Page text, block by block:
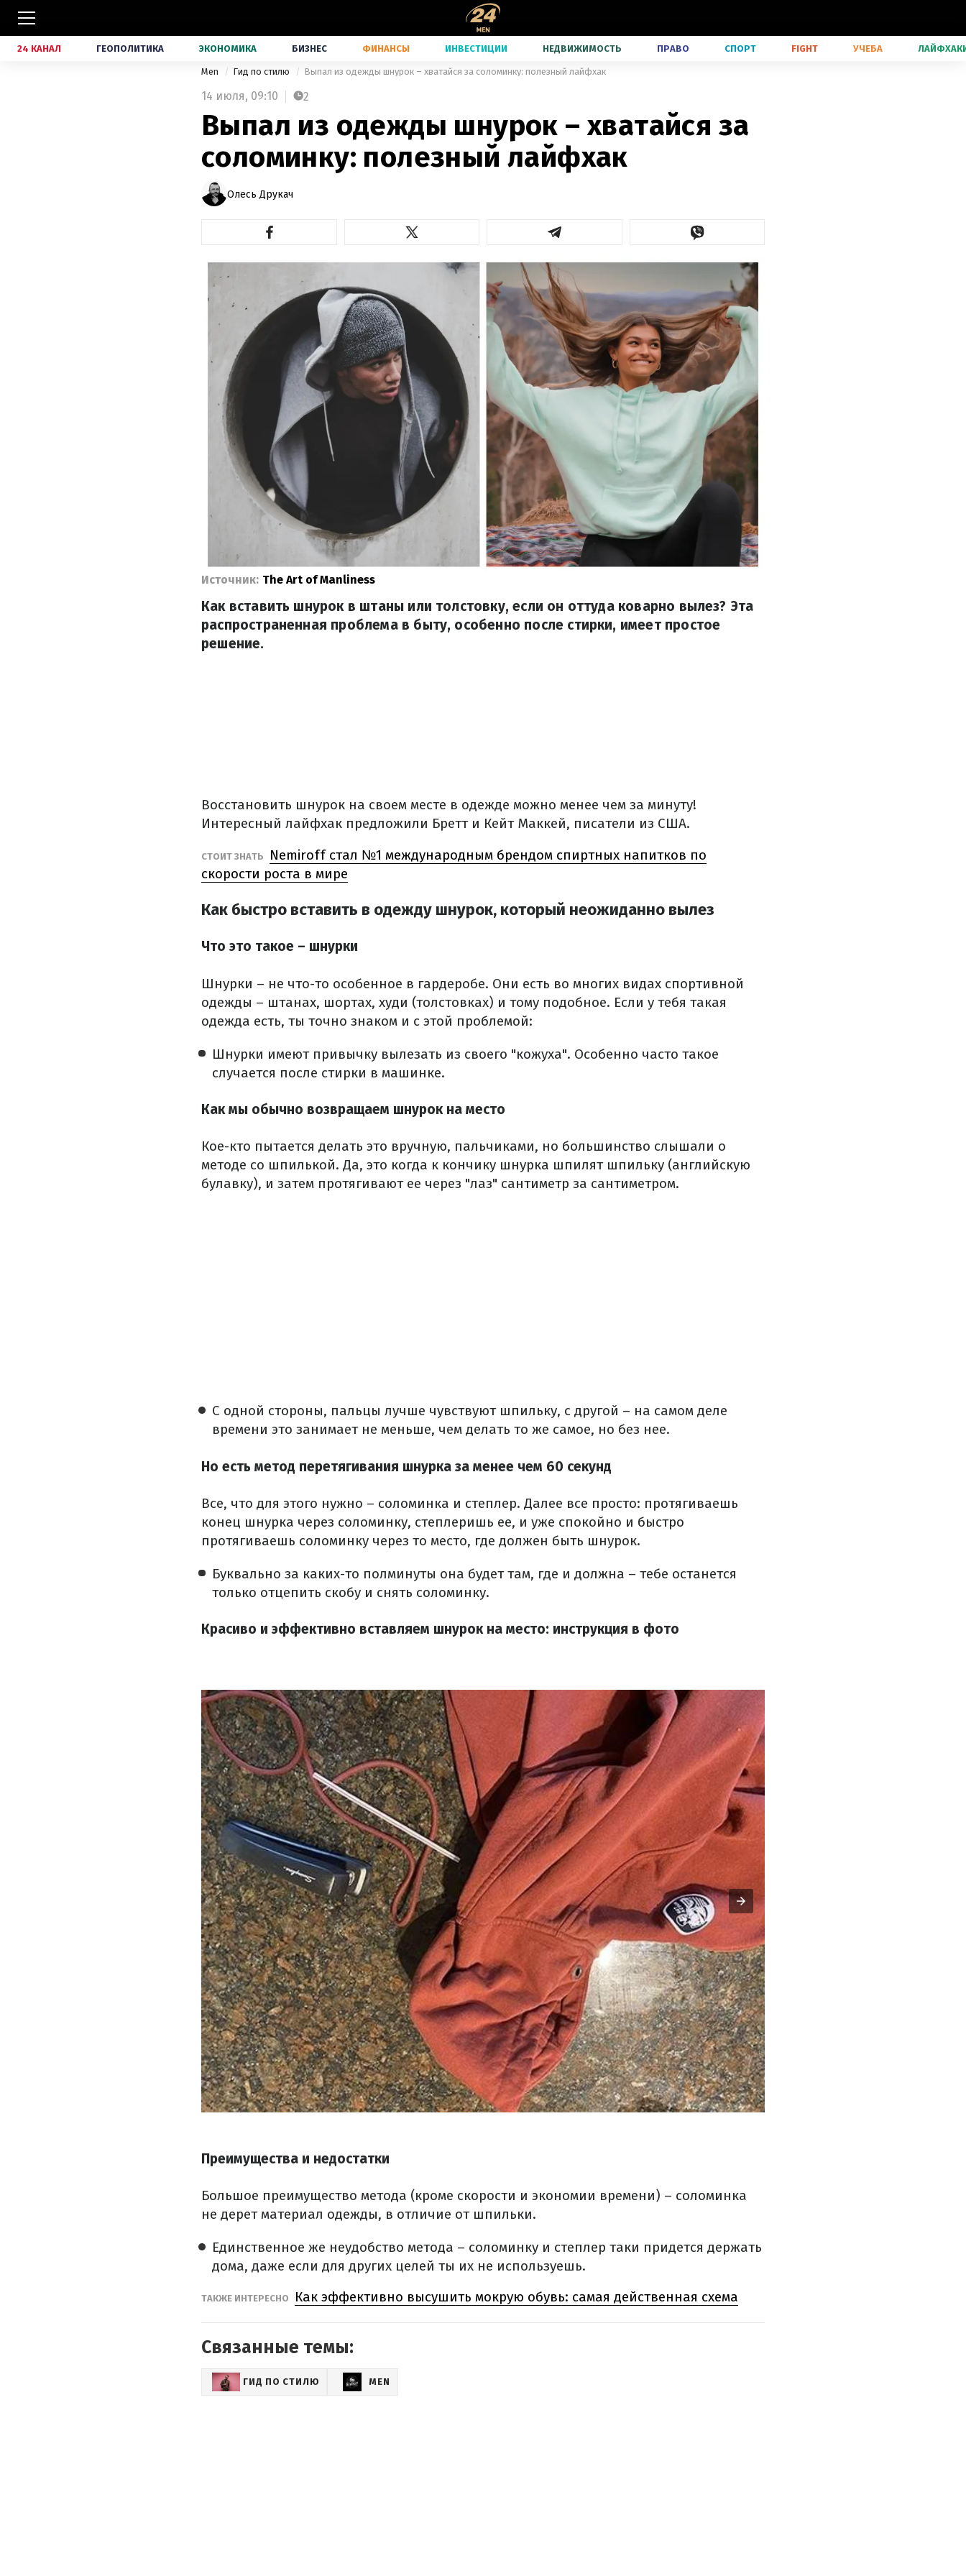
24 КАНАЛ ГЕОПОЛИТИКА ЭКОНОМИКА БИЗНЕС ФИНАНСЫ ИНВЕСТИЦИИ НЕДВИЖИМОСТЬ ПРАВО СПОРТ FIGHT УЧЕБА
Men Гид по стилю Выпал из одежды шнурок – хватайся за соломинку: полезный лайфхак
14 июля, 09:10 2
Выпал из одежды шнурок – хватайся за
соломинку: полезный лайфхак
Олесь Друкач
Источник: The Art of Manliness
Как вставить шнурок в штаны или толстовку, если он оттуда коварно вылез? Эта
распространенная проблема в быту, особенно после стирки, имеет простое
решение.
Восстановить шнурок на своем месте в одежде можно менее чем за минуту!
Интересный лайфхак предложили Бретт и Кейт Маккей, писатели из США.
СТОИТ ЗНАТЬ
Nemiroff стал №1 международным брендом спиртных напитков по
скорости роста в мире
Как быстро вставить в одежду шнурок, который неожиданно вылез
Что это такое – шнурки
Шнурки – не что-то особенное в гардеробе. Они есть во многих видах спортивной
одежды – штанах, шортах, худи (толстовках) и тому подобное. Если у тебя такая
одежда есть, ты точно знаком и с этой проблемой:
Шнурки имеют привычку вылезать из своего "кожуха". Особенно часто такое
случается после стирки в машинке.
Как мы обычно возвращаем шнурок на место
Кое-кто пытается делать это вручную, пальчиками, но большинство слышали о
методе со шпилькой. Да, это когда к кончику шнурка шпилят шпильку (английскую
булавку), и затем протягивают ее через "лаз" сантиметр за сантиметром.
С одной стороны, пальцы лучше чувствуют шпильку, с другой – на самом деле
времени это занимает не меньше, чем делать то же самое, но без нее.
Но есть метод перетягивания шнурка за менее чем 60 секунд
Все, что для этого нужно – соломинка и степлер. Далее все просто: протягиваешь
конец шнурка через соломинку, степлеришь ее, и уже спокойно и быстро
протягиваешь соломинку через то место, где должен быть шнурок.
Буквально за каких-то полминуты она будет там, где и должна – тебе останется
только отцепить скобу и снять соломинку.
Красиво и эффективно вставляем шнурок на место: инструкция в фото
Преимущества и недостатки
Большое преимущество метода (кроме скорости и экономии времени) – соломинка
не дерет материал одежды, в отличие от шпильки.
Единственное же неудобство метода – соломинку и степлер таки придется держать
дома, даже если для других целей ты их не используешь.
ТАКЖЕ ИНТЕРЕСНО Как эффективно высушить мокрую обувь: самая действенная схема
Связанные темы:
ГИД ПО СТИЛЮ MEN